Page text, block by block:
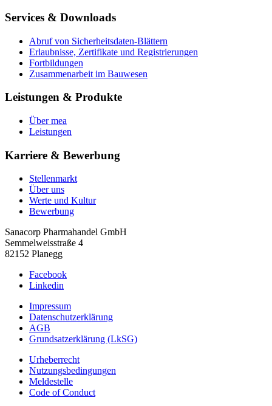
Services & Downloads
Abruf von Sicherheitsdaten-Blättern
Erlaubnisse, Zertifikate und Registrierungen
Fortbildungen
Zusammenarbeit im Bauwesen
Leistungen & Produkte
Über mea
Leistungen
Karriere & Bewerbung
Stellenmarkt
Über uns
Werte und Kultur
Bewerbung
Sanacorp Pharmahandel GmbH
Semmelweisstraße 4
82152 Planegg
Facebook
Linkedin
Impressum
Datenschutzerklärung
AGB
Grundsatzerklärung (LkSG)
Urheberrecht
Nutzungsbedingungen
Meldestelle
Code of Conduct